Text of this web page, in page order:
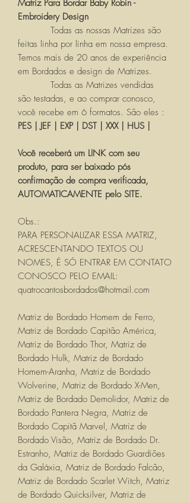
Matriz Para Bordar Baby Robin -
Embroidery Design
Todas as nossas Matrizes são
feitas linha por linha em nossa empresa.
Temos mais de 20 anos de experiência
em Bordados e design de Matrizes.
Todas as Matrizes vendidas
são testadas, e ao comprar conosco,
você recebe em 6 formatos. São eles :
PES | JEF | EXP | DST | XXX | HUS |
Você receberá um LINK com seu
produto, para ser baixado pós
confirmação de compra verificada,
AUTOMATICAMENTE pelo SITE.
Obs.:
PARA PERSONALIZAR ESSA MATRIZ,
ACRESCENTANDO TEXTOS OU
NOMES, É SÓ ENTRAR EM CONTATO
CONOSCO PELO EMAIL:
quatrocantosbordados@hotmail.com
Matriz de Bordado Homem de Ferro,
Matriz de Bordado Capitão América,
Matriz de Bordado Thor, Matriz de
Bordado Hulk, Matriz de Bordado
Homem-Aranha, Matriz de Bordado
Wolverine, Matriz de Bordado X-Men,
Matriz de Bordado Demolidor, Matriz de
Bordado Pantera Negra, Matriz de
Bordado Capitã Marvel, Matriz de
Bordado Visão, Matriz de Bordado Dr.
Estranho, Matriz de Bordado Guardiões
da Galáxia, Matriz de Bordado Falcão,
Matriz de Bordado Scarlet Witch, Matriz
de Bordado Quicksilver, Matriz de